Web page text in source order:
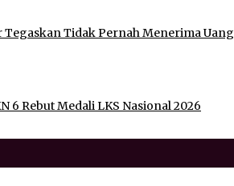
Tidak Pernah Menerima Uang
6 Rebut Medali LKS Nasional 2026